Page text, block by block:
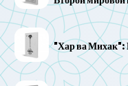
"Хар ва Михак":